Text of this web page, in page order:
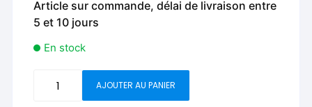
Article sur commande, délai de livraison entre
5 et 10 jours
En stock
AJOUTER AU PANIER